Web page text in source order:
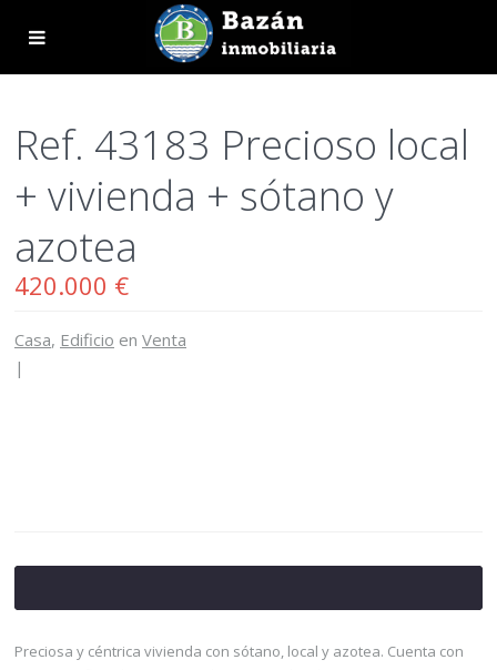
Ref. 43183 Precioso local
+ vivienda + sótano y
azotea
420.000 €
Casa, Edificio en Venta
|
Preciosa y céntrica vivienda con sótano, local y azotea. Cuenta con